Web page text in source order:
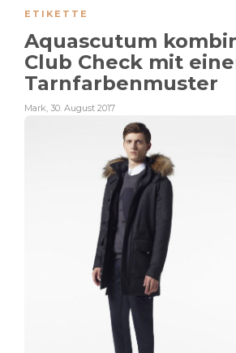
ETIKETTE
Aquascutum
Club Check mit
Tarnfarbenmuster
Mark, 30. August 2017